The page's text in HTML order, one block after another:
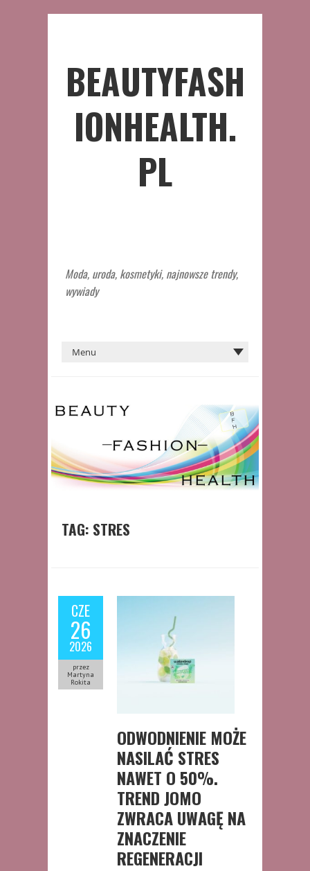
BEAUTYFASH
IONHEALTH.
PL
Moda, uroda, kosmetyki, najnowsze trendy,
wywiady
TAG: STRES
CZE
26
2026
przez
Martyna
Rokita
ODWODNIENIE MOŻE
NASILAĆ STRES
NAWET O 50%.
TREND JOMO
ZWRACA UWAGĘ NA
ZNACZENIE
REGENERACJI